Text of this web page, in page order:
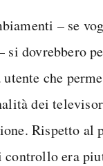
– se
dovrebbero
che
dei
Rispetto al
controllo era